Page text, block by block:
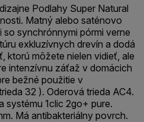
Podlahy Super Natural
Matný alebo saténovo
synchrónnymi pórmi verne
exkluzívnych drevín a dodá
ktorú môžete nielen vidieť, ale
intenzívnu záťaž v domácich
bežné použitie v
32 ). Oderová trieda AC4.
systému 1clic 2go+ pure.
Má antibakteriálny povrch.